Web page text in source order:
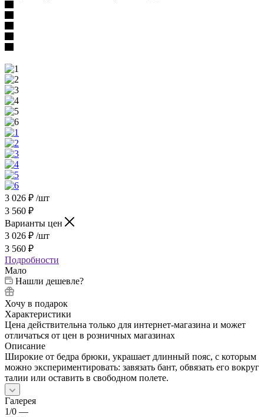
3 026 ₽ /шт
3 560 ₽
Варианты цен
3 026 ₽ /шт
3 560 ₽
Подробности
Мало
Нашли дешевле?
Хочу в подарок
Характеристики
Цена действительна только для интернет-магазина и может
отличаться от цен в розничных магазинах
Описание
Широкие от бедра брюки, украшает длинный пояс, с которым
можно экспериментировать: завязать бант, обвязать его вокруг
талии или оставить в свободном полете.
Галерея
1/0 —